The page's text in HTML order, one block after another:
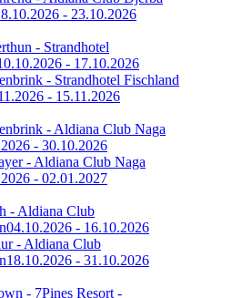
- 23.10.2026
- Strandhotel
- 17.10.2026
- Strandhotel Fischland
- 15.11.2026
- Aldiana Club Naga
- 30.10.2026
- Aldiana Club Naga
- 02.01.2027
- Aldiana Club
04.10.2026 - 16.10.2026
- Aldiana Club
18.10.2026 - 31.10.2026
- 7Pines Resort -